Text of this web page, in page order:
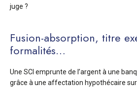
juge ?
Fusion-absorption, titre
formalités…
Une SCI emprunte de l’argent à une
grâce à une affectation hypothécaire